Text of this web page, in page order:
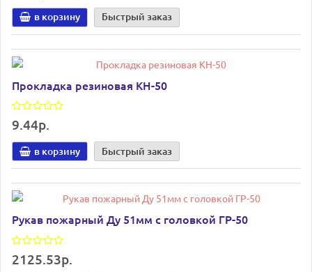
в корзину Быстрый заказ
Прокладка резиновая КН-50
9.44р.
в корзину Быстрый заказ
Рукав пожарный Ду 51мм с головкой ГР-50
2125.53р.